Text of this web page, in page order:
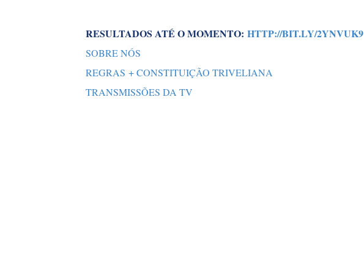
RESULTADOS ATÉ O MOMENTO: HTTP://BIT.LY/2YNVUK9
SOBRE NÓS
REGRAS + CONSTITUIÇÃO TRIVELIANA
TRANSMISSÕES DA TV